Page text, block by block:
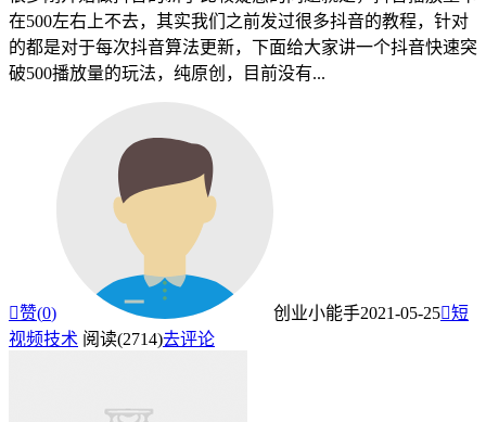
在500左右上不去，其实我们之前发过很多抖音的教程，针对
的都是对于每次抖音算法更新，下面给大家讲一个抖音快速突
破500播放量的玩法，纯原创，目前没有...
赞(0) 创业小能手2021-05-25短
视频技术 阅读(2714)去评论